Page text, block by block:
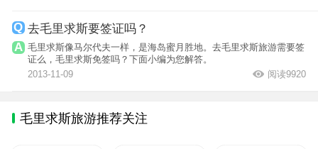
去毛里求斯要签证吗？
毛里求斯像马尔代夫一样，是海岛蜜月胜地。去毛里求斯旅游需要签
证么，毛里求斯免签吗？下面小编为您解答。
2013-11-09
阅读9920
毛里求斯旅游推荐关注